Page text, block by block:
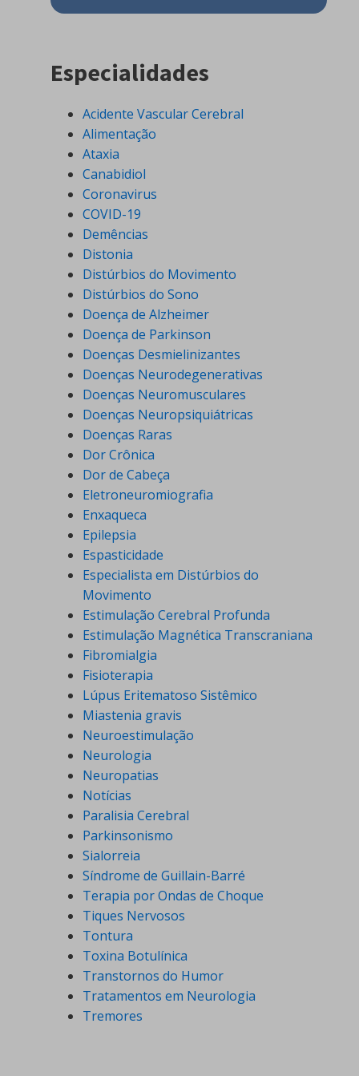
Especialidades
Acidente Vascular Cerebral
Alimentação
Ataxia
Canabidiol
Coronavirus
COVID-19
Demências
Distonia
Distúrbios do Movimento
Distúrbios do Sono
Doença de Alzheimer
Doença de Parkinson
Doenças Desmielinizantes
Doenças Neurodegenerativas
Doenças Neuromusculares
Doenças Neuropsiquiátricas
Doenças Raras
Dor Crônica
Dor de Cabeça
Eletroneuromiografia
Enxaqueca
Epilepsia
Espasticidade
Especialista em Distúrbios do
Movimento
Estimulação Cerebral Profunda
Estimulação Magnética Transcraniana
Fibromialgia
Fisioterapia
Lúpus Eritematoso Sistêmico
Miastenia gravis
Neuroestimulação
Neurologia
Neuropatias
Notícias
Paralisia Cerebral
Parkinsonismo
Sialorreia
Síndrome de Guillain-Barré
Terapia por Ondas de Choque
Tiques Nervosos
Tontura
Toxina Botulínica
Transtornos do Humor
Tratamentos em Neurologia
Tremores